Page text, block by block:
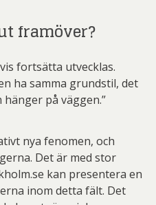
framöver?
fortsätta utvecklas.
ha samma grundstil, det
på väggen.”
nya fenomen, och
Det är med stor
kan presentera en
inom detta fält. Det